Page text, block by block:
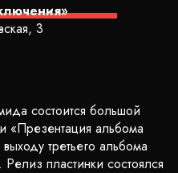
3
состоится большой
«Презентация альбома
третьего альбома
пластинки состоялся